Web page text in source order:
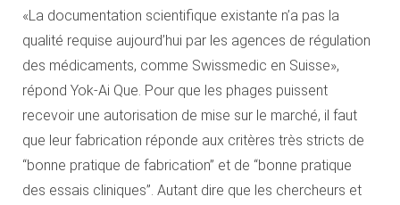
«La documentation scientifique existante n’a pas la
qualité requise aujourd’hui par les agences de régulation
des médicaments, comme Swissmedic en Suisse»,
répond Yok-Ai Que. Pour que les phages puissent
recevoir une autorisation de mise sur le marché, il faut
que leur fabrication réponde aux critères très stricts de
“bonne pratique de fabrication” et de “bonne pratique
des essais cliniques”. Autant dire que les chercheurs et